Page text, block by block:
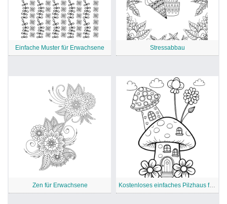
Einfache Muster für Erwachsene Stressabbau
Zen für Erwachsene Kostenloses einfaches Pilzhaus für Erwachsene